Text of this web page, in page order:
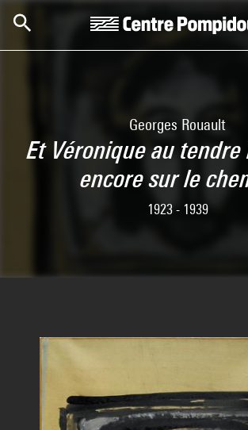
Georges Rouault
Et Véronique au tendre
encore sur le
1923 - 1939